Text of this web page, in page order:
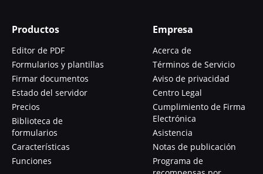
Productos
Editor de PDF
Formularios y plantillas
Firmar documentos
Estado del servidor
Precios
Biblioteca de
formularios
Características
Funciones
Empresa
Acerca de
Términos de Servicio
Aviso de privacidad
Centro Legal
Cumplimiento de Firma
Electrónica
Asistencia
Notas de publicación
Programa de